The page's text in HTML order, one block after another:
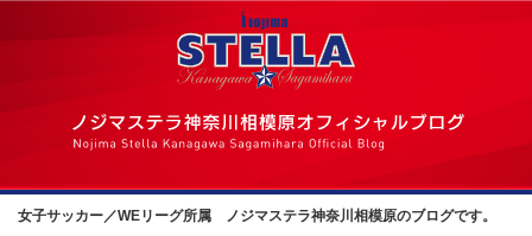
女子サッカー／WEリーグ所属 ノジマステラ神奈川相模原のブログです。